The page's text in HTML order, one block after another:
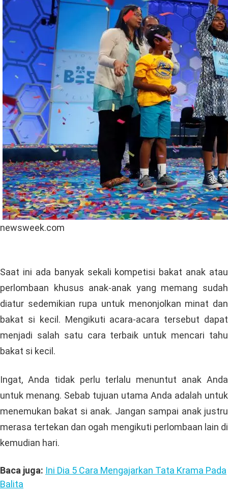
newsweek.com
Saat ini ada banyak sekali kompetisi bakat anak atau
perlombaan khusus anak-anak yang memang sudah
diatur sedemikian rupa untuk menonjolkan minat dan
bakat si kecil. Mengikuti acara-acara tersebut dapat
menjadi salah satu cara terbaik untuk mencari tahu
bakat si kecil.
Ingat, Anda tidak perlu terlalu menuntut anak Anda
untuk menang. Sebab tujuan utama Anda adalah untuk
menemukan bakat si anak. Jangan sampai anak justru
merasa tertekan dan ogah mengikuti perlombaan lain di
kemudian hari.
Baca juga: Ini Dia 5 Cara Mengajarkan Tata Krama Pada
Balita